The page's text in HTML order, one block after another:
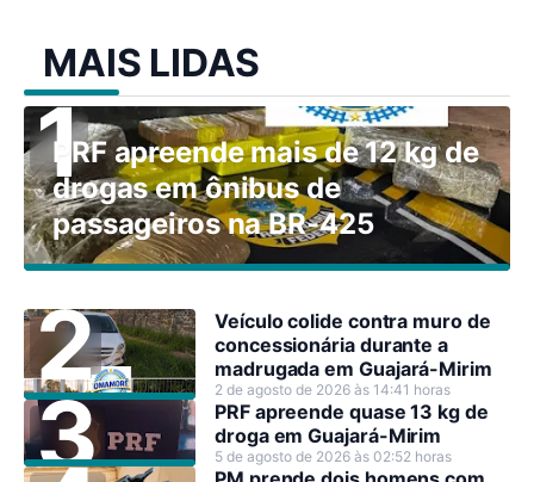
MAIS LIDAS
PRF apreende mais de 12 kg de
drogas em ônibus de
passageiros na BR-425
Veículo colide contra muro de
concessionária durante a
madrugada em Guajará-Mirim
2 de agosto de 2026 às 14:41 horas
PRF apreende quase 13 kg de
droga em Guajará-Mirim
5 de agosto de 2026 às 02:52 horas